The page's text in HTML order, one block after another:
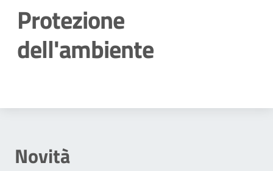
Protezione
dell'ambiente
Novità